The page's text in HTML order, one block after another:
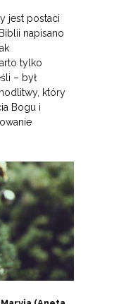
jest postaci
napisano
tylko
– był
który
Bogu i